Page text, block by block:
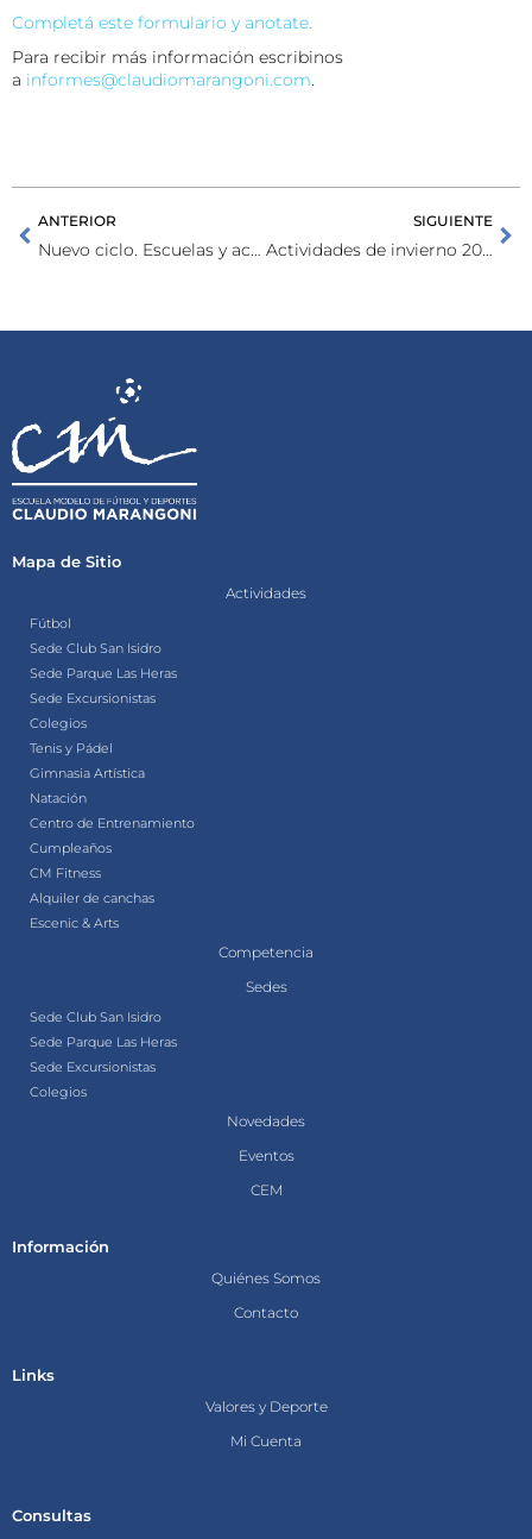
Completá este formulario y anotate.
Para recibir más información escribinos
a informes@claudiomarangoni.com.
ANTERIOR
Nuevo ciclo. Escuelas y academias deportivas
SIGUIENTE
Actividades de invierno 2025
Mapa de Sitio
Actividades
Fútbol
Sede Club San Isidro
Sede Parque Las Heras
Sede Excursionistas
Colegios
Tenis y Pádel
Gimnasia Artística
Natación
Centro de Entrenamiento
Cumpleaños
CM Fitness
Alquiler de canchas
Escenic & Arts
Competencia
Sedes
Sede Club San Isidro
Sede Parque Las Heras
Sede Excursionistas
Colegios
Novedades
Eventos
CEM
Información
Quiénes Somos
Contacto
Links
Valores y Deporte
Mi Cuenta
Consultas